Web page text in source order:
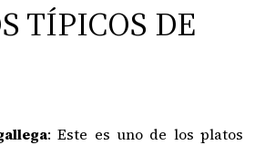
TÍPICOS DE
: Este es uno de los platos